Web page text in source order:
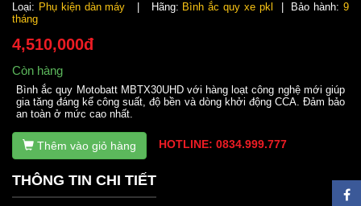
Loại: Phụ kiện dàn máy | Hãng: Bình ắc quy xe pkl | Bảo hành:9
tháng
4,510,000đ
Còn hàng
Bình ắc quy Motobatt MBTX30UHD với hàng loạt công nghệ mới giúp
gia tăng đáng kể công suất, độ bền và dòng khởi động CCA. Đảm bảo
an toàn ở mức cao nhất.
Thêm vào giỏ hàng HOTLINE: 0834.999.777
THÔNG TIN CHI TIẾT